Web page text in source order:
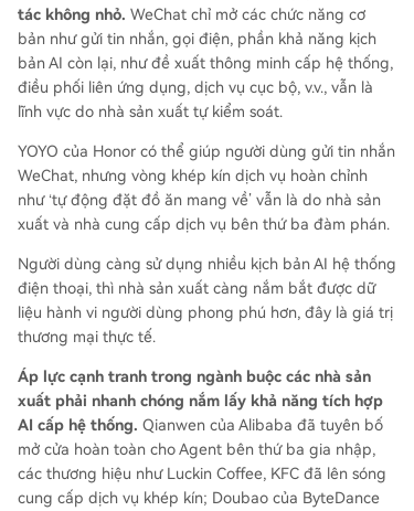
tác không nhỏ. WeChat chỉ mở các chức năng cơ
bản như gửi tin nhắn, gọi điện, phần khả năng kịch
bản AI còn lại, như đề xuất thông minh cấp hệ thống,
điều phối liên ứng dụng, dịch vụ cục bộ, v.v., vẫn là
lĩnh vực do nhà sản xuất tự kiểm soát.
YOYO của Honor có thể giúp người dùng gửi tin nhắn
WeChat, nhưng vòng khép kín dịch vụ hoàn chỉnh
như ‘tự động đặt đồ ăn mang về’ vẫn là do nhà sản
xuất và nhà cung cấp dịch vụ bên thứ ba đàm phán.
Người dùng càng sử dụng nhiều kịch bản AI hệ thống
điện thoại, thì nhà sản xuất càng nắm bắt được dữ
liệu hành vi người dùng phong phú hơn, đây là giá trị
thương mại thực tế.
Áp lực cạnh tranh trong ngành buộc các nhà sản
xuất phải nhanh chóng nắm lấy khả năng tích hợp
AI cấp hệ thống. Qianwen của Alibaba đã tuyên bố
mở cửa hoàn toàn cho Agent bên thứ ba gia nhập,
các thương hiệu như Luckin Coffee, KFC đã lên sóng
cung cấp dịch vụ khép kín; Doubao của ByteDance